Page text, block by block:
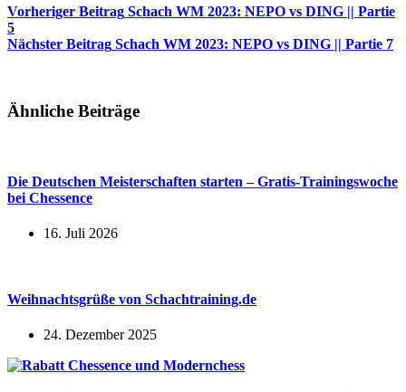
Vorheriger Beitrag Schach WM 2023: NEPO vs DING || Partie
5
Nächster Beitrag Schach WM 2023: NEPO vs DING || Partie 7
Ähnliche Beiträge
Die Deutschen Meisterschaften starten – Gratis-Trainingswoche
bei Chessence
16. Juli 2026
Weihnachtsgrüße von Schachtraining.de
24. Dezember 2025